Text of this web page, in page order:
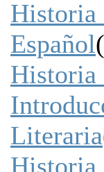
Historia
Español
Historia
Literaria
Historia